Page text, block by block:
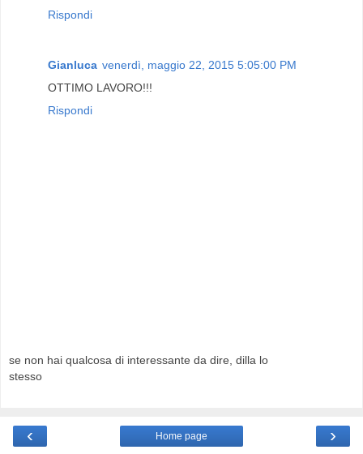
Rispondi
Gianluca venerdì, maggio 22, 2015 5:05:00 PM
OTTIMO LAVORO!!!
Rispondi
se non hai qualcosa di interessante da dire, dilla lo
stesso
‹ ›
Home page